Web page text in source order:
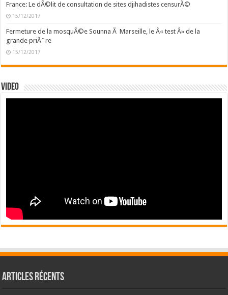
France: Le dÃ©lit de consultation de sites djihadistes censurÃ©
15/12/2017
Fermeture de la mosquÃ©e Sounna Ã Marseille, le Â« test Â» de la
grande priÃ¨re
15/12/2017
Video
Articles récents